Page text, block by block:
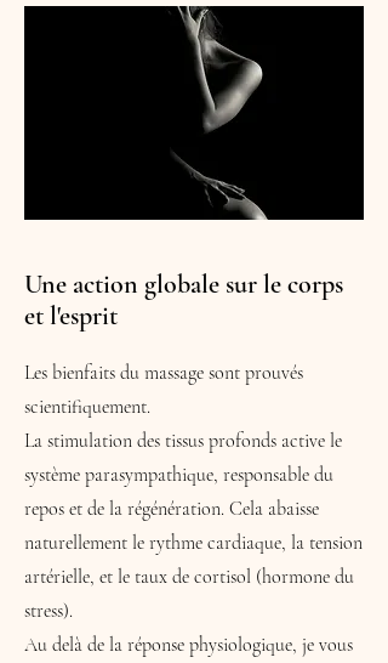
Une action globale sur le corps
et l'esprit
Les bienfaits du massage sont prouvés
scientifiquement.
La stimulation des tissus profonds active le
système parasympathique, responsable du
repos et de la régénération. Cela abaisse
naturellement le rythme cardiaque, la tension
artérielle, et le taux de cortisol (hormone du
stress).
Au delà de la réponse physiologique, je vous